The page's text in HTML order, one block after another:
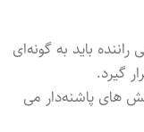
باید به گونه‌ای
گیرد.
‌های پاشنه‌دار می